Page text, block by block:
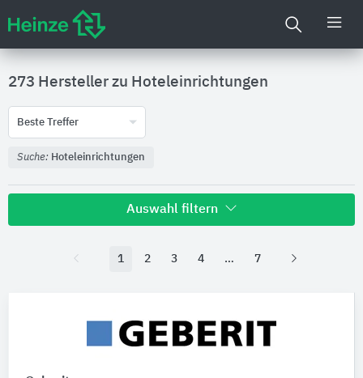
273 Hersteller zu Hoteleinrichtungen
Beste Treffer
Suche: Hoteleinrichtungen
Auswahl filtern
Nachhaltigkeit
Produktkategorie
1 2 3 4 7